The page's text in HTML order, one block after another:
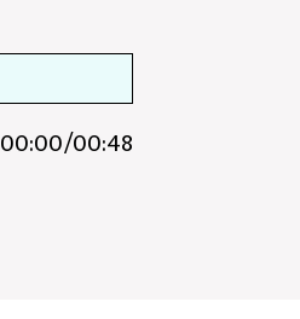
00:00/00:48